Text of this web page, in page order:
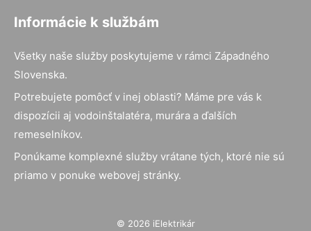
Informácie k službám
Všetky naše služby poskytujeme v rámci Západného
Slovenska.
Potrebujete pomôcť v inej oblasti? Máme pre vás k
dispozícii aj vodoinštalatéra, murára a ďalších
remeselníkov.
Ponúkame komplexné služby vrátane tých, ktoré nie sú
priamo v ponuke webovej stránky.
© 2026 iElektrikár